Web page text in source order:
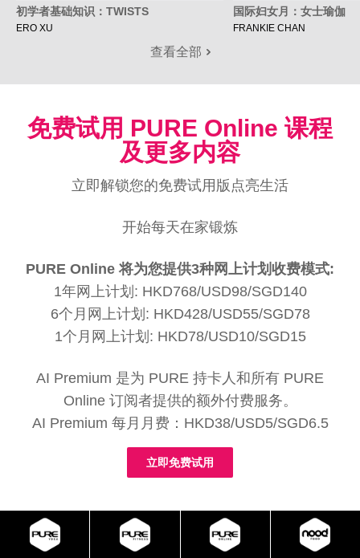
初学者基础知识：TWISTS
ERO XU
国际妇女月：女士瑜伽
FRANKIE CHAN
查看全部
免费试用 PURE Online 课程
及更多内容
立即解锁您的免费试用版点亮生活
开始每天在家锻炼
PURE Online 将为您提供3种网上计划收费模式:
1年网上计划: HKD768/USD98/SGD140
6个月网上计划: HKD428/USD55/SGD78
1个月网上计划: HKD78/USD10/SGD15
AI Premium 是为 PURE 持卡人和所有 PURE
Online 订阅者提供的额外付费服务。
AI Premium 每月月费：HKD38/USD5/SGD6.5
立即免费试用